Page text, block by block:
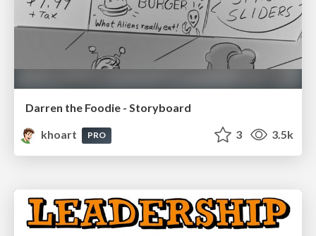
Darren the Foodie - Storyboard
khoart
PRO 3 3.5k